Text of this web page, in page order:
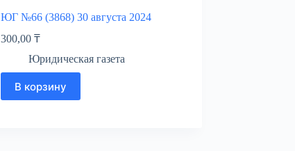
ЮГ №66 (3868) 30 августа 2024
300,00 ₸
Юридическая газета
В корзину